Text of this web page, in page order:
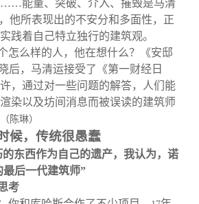
能量、突破、介入、摧毁是马清
他所表现出的不安分和多面性，正
践着自己特立独行的建筑观。
怎么样的人，他在想什么？《安邸
后，马清运接受了《第一财经日
，通过对一些问题的解答，人们能
染以及坊间消息而被误读的建筑师
（陈琳）
候，传统很愚蠢
东西作为自己的遗产，我认为，诺
最后一代建筑师”
考